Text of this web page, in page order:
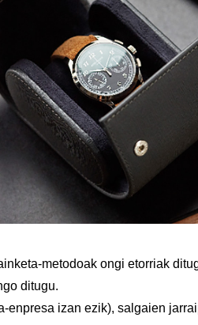
metodoak ongi etorriak
ditugu.
enpresa izan ezik), salgaien